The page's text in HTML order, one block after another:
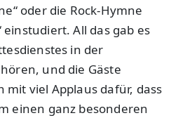
oder die Rock-Hymne
einstudiert. All das gab es
in der
und die Gäste
viel Applaus dafür, dass
einen ganz besonderen